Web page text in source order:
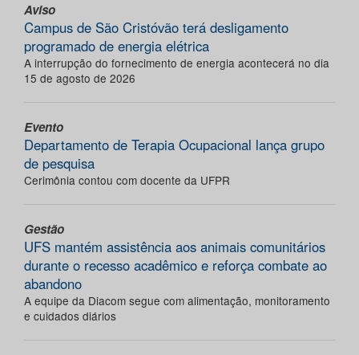
Aviso
Campus de São Cristóvão terá desligamento
programado de energia elétrica
A interrupção do fornecimento de energia acontecerá no dia
15 de agosto de 2026
Evento
Departamento de Terapia Ocupacional lança grupo
de pesquisa
Cerimônia contou com docente da UFPR
Gestão
UFS mantém assistência aos animais comunitários
durante o recesso acadêmico e reforça combate ao
abandono
A equipe da Diacom segue com alimentação, monitoramento
e cuidados diários